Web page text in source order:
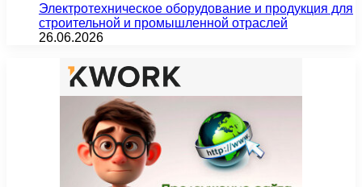
Электротехническое оборудование и продукция для
строительной и промышленной отраслей
26.06.2026